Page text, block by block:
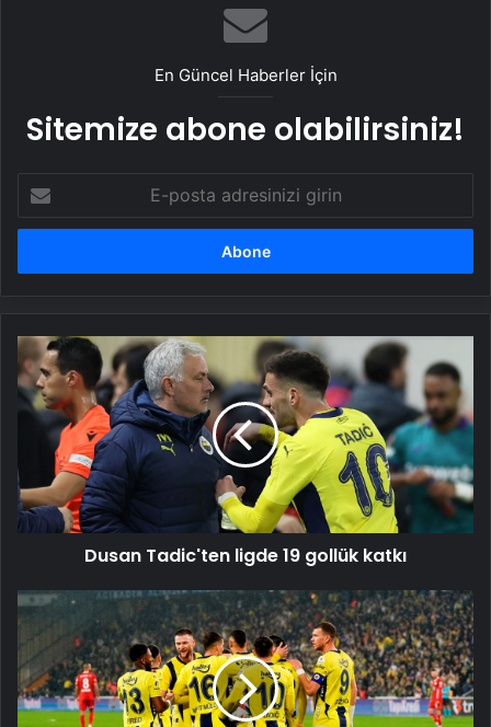
En Güncel Haberler İçin
Sitemize abone olabilirsiniz!
posta
adresinizi
Dusan
Tadic'ten
ligde
19
gollük
Dusan Tadic'ten ligde 19 gollük katkı
Fenerbahçe
2025
yılında
hiç
mağlup
olmadı,